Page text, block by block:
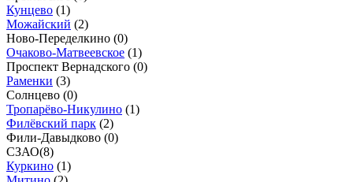
Кунцево (1)
Можайский (2)
Ново-Переделкино (0)
Очаково-Матвеевское (1)
Проспект Вернадского (0)
Раменки (3)
Солнцево (0)
Тропарёво-Никулино (1)
Филёвский парк (2)
Фили-Давыдково (0)
СЗАО(8)
Куркино (1)